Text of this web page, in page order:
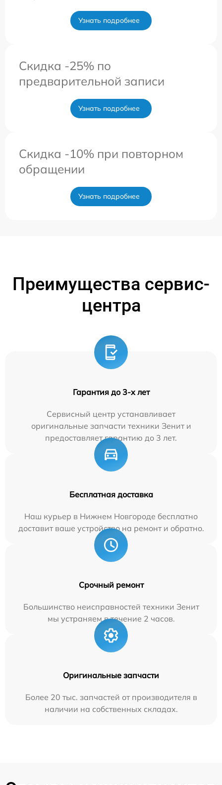
Узнать подробнее
Скидка -25% по
предварительной записи
Узнать подробнее
Скидка -10% при повторном
обращении
Узнать подробнее
Преимущества сервис-
центра
Гарантия до 3-х лет
Сервисный центр устанавливает
оригинальные запчасти техники Зенит и
предоставляет гарантию до 3 лет.
Бесплатная доставка
Наш курьер в Нижнем Новгороде бесплатно
доставит ваше устройство на ремонт и обратно.
Срочный ремонт
Большинство неисправностей техники Зенит
мы устраняем в течение 2 часов.
Оригинальные запчасти
Более 20 тыс. запчастей от производителя в
наличии на собственных складах.